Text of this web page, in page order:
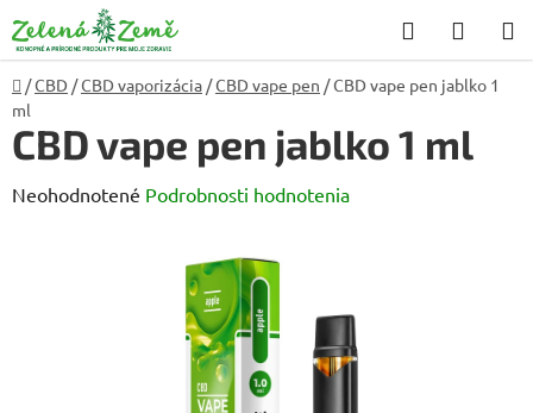
na
obsah
Hľadať
KOŠÍK
Domov
/CBD /CBD vaporizácia /CBD vape pen /CBD vape pen jablko 1
ml
CBD vape pen jablko 1 ml
Priemerné
Neohodnotené Podrobnosti hodnotenia